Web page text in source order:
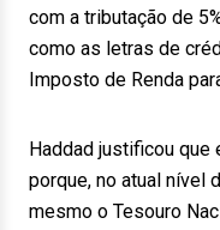
com a tributação de
como as letras de
Imposto de Renda
Haddad justificou
porque, no atual nível
mesmo o Tesouro